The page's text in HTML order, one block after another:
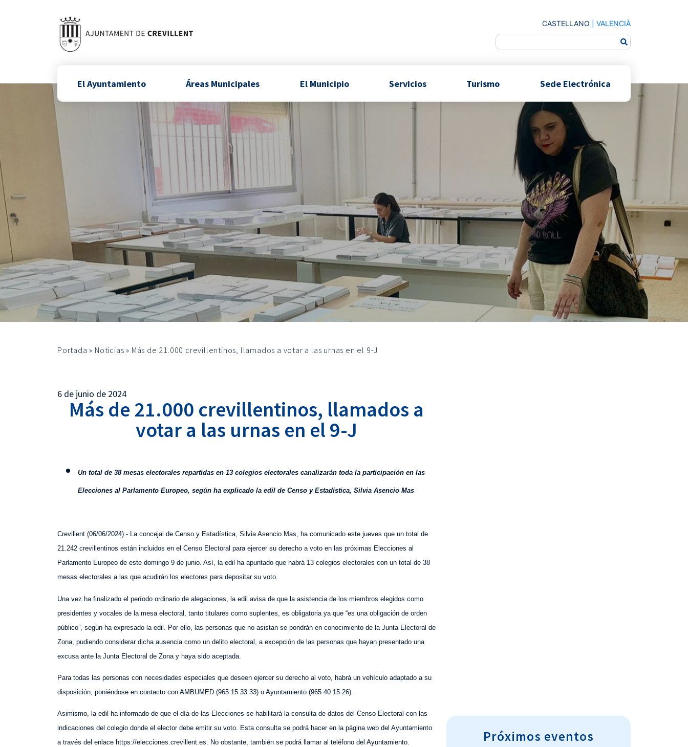
CASTELLANO VALENCIÀ
El Ayuntamiento Áreas Municipales El Municipio Servicios Turismo Sede Electrónica
Portada » Noticias » Más de 21.000 crevillentinos, llamados a votar a las urnas en el 9-J
6 de junio de 2024
Más de 21.000 crevillentinos, llamados a
votar a las urnas en el 9-J
Un total de 38 mesas electorales repartidas en 13 colegios electorales canalizarán toda la participación en las
Elecciones al Parlamento Europeo, según ha explicado la edil de Censo y Estadística, Silvia Asencio Mas
Crevillent (06/06/2024).- La concejal de Censo y Estadística, Silvia Asencio Mas, ha comunicado este jueves que un total de
21.242 crevillentinos están incluidos en el Censo Electoral para ejercer su derecho a voto en las próximas E lecciones al
Parlamento Europeo de este domingo 9 de junio. Así, la edil ha apuntado que habrá 13 colegios electorales con un total de 38
mesas electorales a las que acudirán los electores para depositar su voto.
Una vez ha finalizado el período ordinario de alegaciones, la edil avisa de que la asistencia de los miembros elegidos como
presidentes y vocales de la mesa electoral, tanto titulares como suplentes, es obligatoria ya que “es una obligación de orden
público”, según ha expresado la edil. Por ello, las personas que no asistan se pondrán en conocimiento de la Junta Electoral de
Zona, pudiendo considerar dicha ausencia como un delito electoral, a excepción de las personas que hayan presentado una
excusa ante la Junta Electoral de Zona y haya sido aceptada.
Para todas las personas con necesidades especiales que deseen ejercer su derecho al voto, habrá un vehículo adaptado a su
disposición, poniéndose en contacto con AMBUMED (965 15 33 33) o Ayuntamiento (965 40 15 26).
Asimismo, la edil ha informado de que el día de las Elecciones se habilitará la consulta de datos del Censo Electoral con las
indicaciones del colegio donde el elector debe emitir su voto. Esta consulta se podrá hacer en la página web del Ayuntamiento
a través del enlace https://elecciones.crevillent.es. No obstante, también se podrá llamar al teléfono del Ayuntamiento.
Próximos eventos